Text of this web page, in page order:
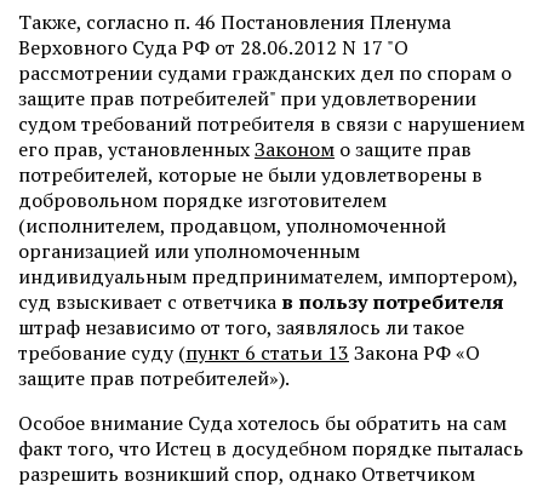
Также, согласно п. 46 Постановления Пленума
Верховного Суда РФ от 28.06.2012 N 17 "О
рассмотрении судами гражданских дел по спорам о
защите прав потребителей" при удовлетворении
судом требований потребителя в связи с нарушением
его прав, установленныхЗаконом о защите прав
потребителей, которые не были удовлетворены в
добровольном порядке изготовителем
(исполнителем, продавцом, уполномоченной
организацией или уполномоченным
индивидуальным предпринимателем, импортером),
суд взыскивает с ответчика в пользу потребителя
штраф независимо от того, заявлялось ли такое
требование суду (пункт 6 статьи 13 Закона РФ «О
защите прав потребителей»).
Особое внимание Суда хотелось бы обратить на сам
факт того, что Истец в досудебном порядке пыталась
разрешить возникший спор, однако Ответчиком